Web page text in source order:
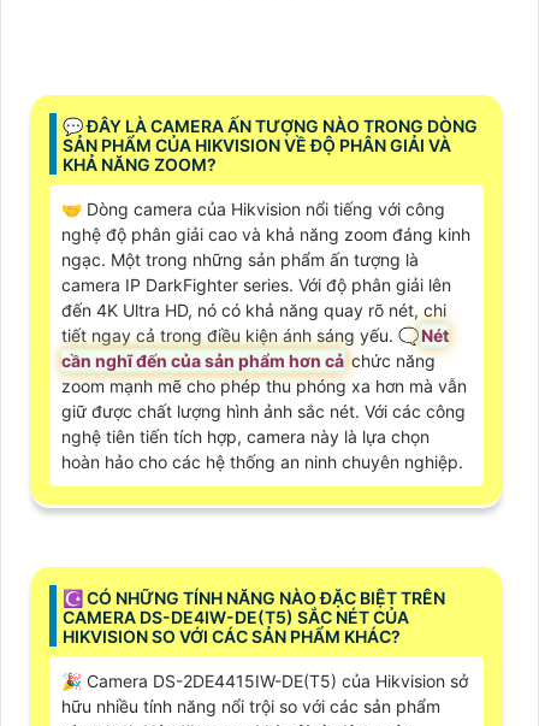
️💬 ĐÂY LÀ CAMERA ẤN TƯỢNG NÀO TRONG DÒNG
SẢN PHẨM CỦA HIKVISION VỀ ĐỘ PHÂN GIẢI VÀ
KHẢ NĂNG ZOOM?
🤝 Dòng camera của Hikvision nổi tiếng với công
nghệ độ phân giải cao và khả năng zoom đáng kinh
ngạc. Một trong những sản phẩm ấn tượng là
camera IP DarkFighter series. Với độ phân giải lên
đến 4K Ultra HD, nó có khả năng quay rõ nét, chi
tiết ngay cả trong điều kiện ánh sáng yếu. 🗨️Nét
cần nghĩ đến của sản phẩm hơn cả chức năng
zoom mạnh mẽ cho phép thu phóng xa hơn mà vẫn
giữ được chất lượng hình ảnh sắc nét. Với các công
nghệ tiên tiến tích hợp, camera này là lựa chọn
hoàn hảo cho các hệ thống an ninh chuyên nghiệp.
☪ CÓ NHỮNG TÍNH NĂNG NÀO ĐẶC BIỆT TRÊN
CAMERA DS-DE4IW-DE(T5) SẮC NÉT CỦA
HIKVISION SO VỚI CÁC SẢN PHẨM KHÁC?
️🎉 Camera DS-2DE4415IW-DE(T5) của Hikvision sở
hữu nhiều tính năng nổi trội so với các sản phẩm